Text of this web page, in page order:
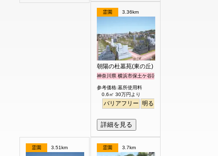
霊園 3.36km
朝陽の杜墓苑(東の丘)
神奈川県 横浜市保土ケ谷区
参考価格:墓所使用料
0.6㎡ 30万円より
バリアフリー 明るい
詳細を見る
霊園 3.51km 霊園 3.7km